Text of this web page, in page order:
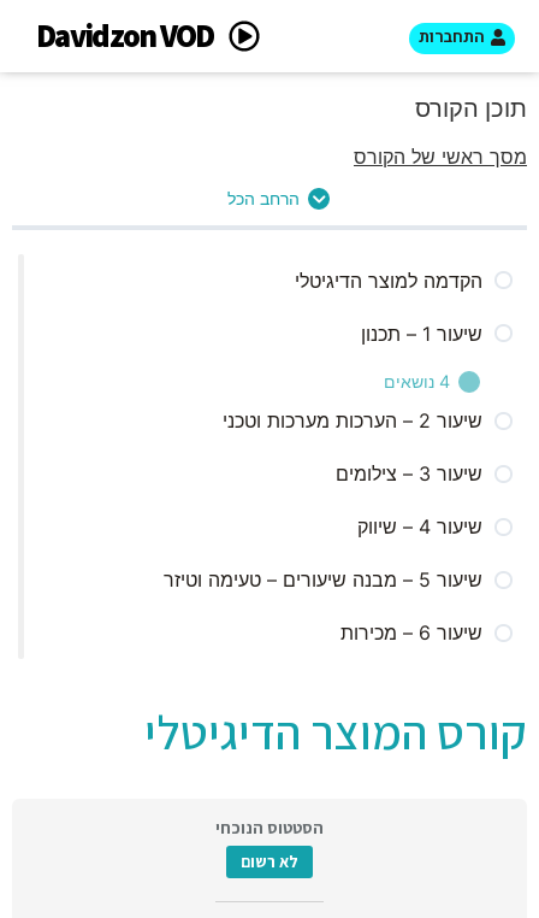
התחברות Davidzon VOD
תוכן הקורס
מסך ראשי של הקורס
הרחב הכל
הקדמה למוצר הדיגיטלי
שיעור 1 – תכנון
4 נושאים
תכנון תוכן השיעורים
סיכום
שיעור 2 – הערכות מערכות וטכני
שיעור 3 – צילומים
שיעור 4 – שיווק
שיעור 5 – מבנה שיעורים – טעימה וטיזר
שיעור 6 – מכירות
קורס המוצר הדיגיטלי
הסטטוס הנוכחי
לא רשום